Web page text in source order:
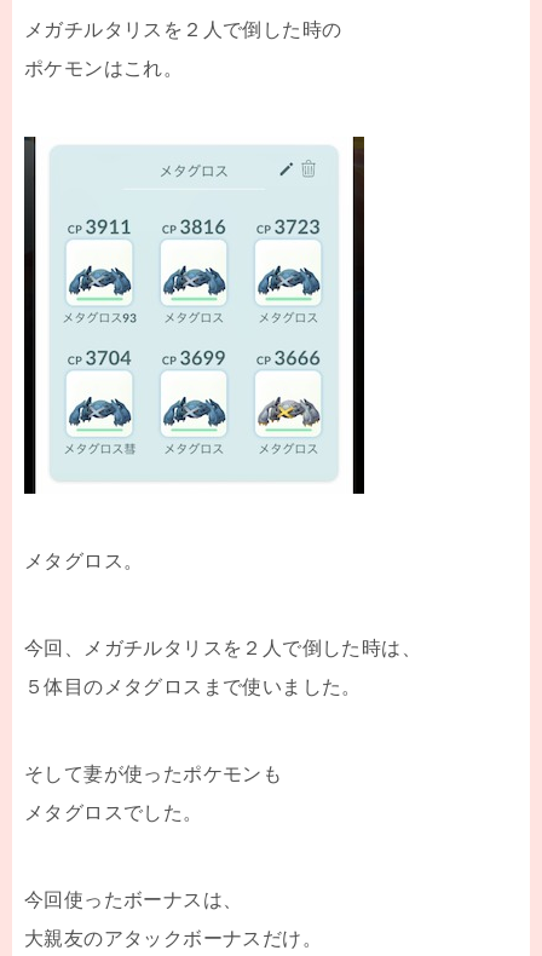
メガチルタリスを２人で倒した時の
ポケモンはこれ。
メタグロス。
今回、メガチルタリスを２人で倒した時は、
５体目のメタグロスまで使いました。
そして妻が使ったポケモンも
メタグロスでした。
今回使ったボーナスは、
大親友のアタックボーナスだけ。